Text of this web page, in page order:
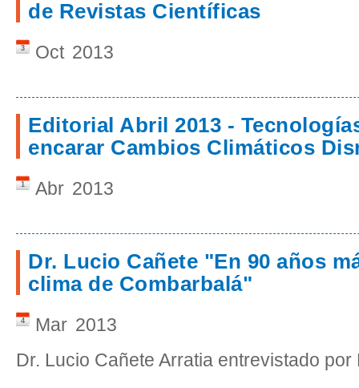
de Revistas Científicas
Oct
3 2013
Editorial Abril 2013 -
encarar Cambios Climáticos
Abr
1 2013
Dr. Lucio Cañete "En 90 años
clima de Combarbalá"
Mar
4
2013
Dr. Lucio Cañete Arratia entrevistado